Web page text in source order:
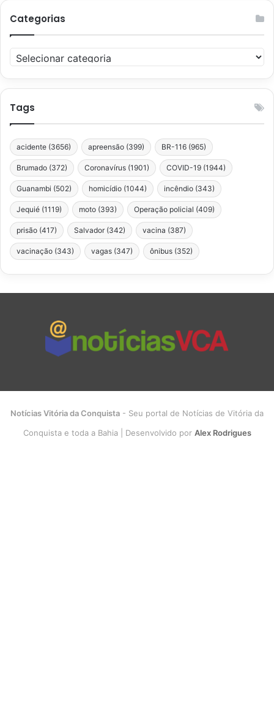
Categorias
Categorias
Tags
acidente (3656) apreensão (399) BR-116 (965)
Brumado (372) Coronavírus (1901) COVID-19 (1944)
Guanambi (502) homicídio (1044) incêndio (343)
Jequié (1119) moto (393) Operação policial (409)
prisão (417) Salvador (342) vacina (387)
vacinação (343) vagas (347) ônibus (352)
Notícias Vitória da Conquista - Seu portal de Notícias de Vitória da
Conquista e toda a Bahia | Desenvolvido por Alex Rodrigues